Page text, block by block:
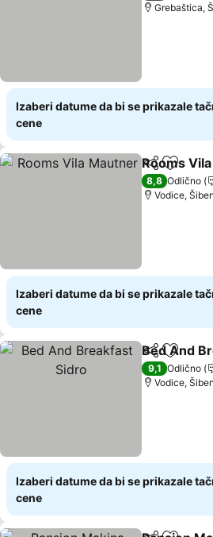
Grebaštica,
Izaberi datume da bi se prikazale
cene
Deli Dodati
Rooms
8,8 Odlično
Vodice,
Izaberi datume da bi se prikazale
cene
Deli
Bed And
9,1 Odlično
Vodice,
Izaberi datume da bi se prikazale
cene